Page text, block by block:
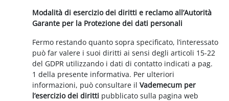
Modalità di esercizio dei diritti e reclamo all’Autorità
Garante per la Protezione dei dati personali
Fermo restando quanto sopra specificato, l’interessato
può far valere i suoi diritti ai sensi degli articoli 15-22
del GDPR utilizzando i dati di contatto indicati a pag.
1 della presente informativa. Per ulteriori
informazioni, può consultare ilVademecum per
l’esercizio dei diritti pubblicato sulla pagina web